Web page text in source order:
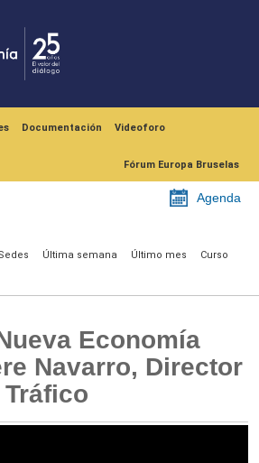
Documentación Videoforo
Fórum Europa Bruselas
Agenda
Última semana Último mes Curso
Economía
Navarro, Director